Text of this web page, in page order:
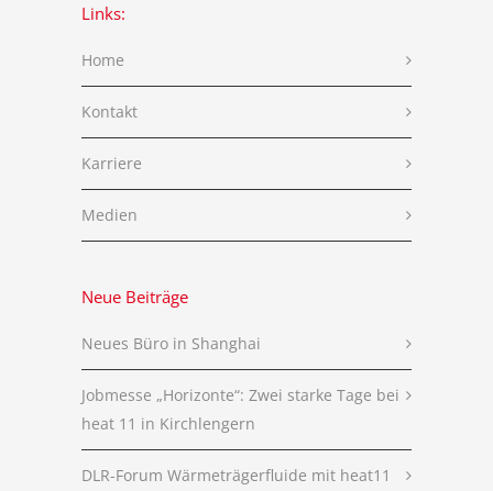
Links:
Home
Kontakt
Karriere
Medien
Neue Beiträge
Neues Büro in Shanghai
Jobmesse „Horizonte“: Zwei starke Tage bei
heat 11 in Kirchlengern
DLR-Forum Wärmeträgerfluide mit heat11